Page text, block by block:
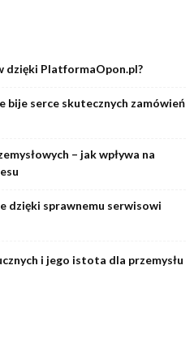
dzięki PlatformaOpon.pl?
bije serce skutecznych zamówień
– jak wpływa na
dzięki sprawnemu serwisowi
i jego istota dla przemysłu